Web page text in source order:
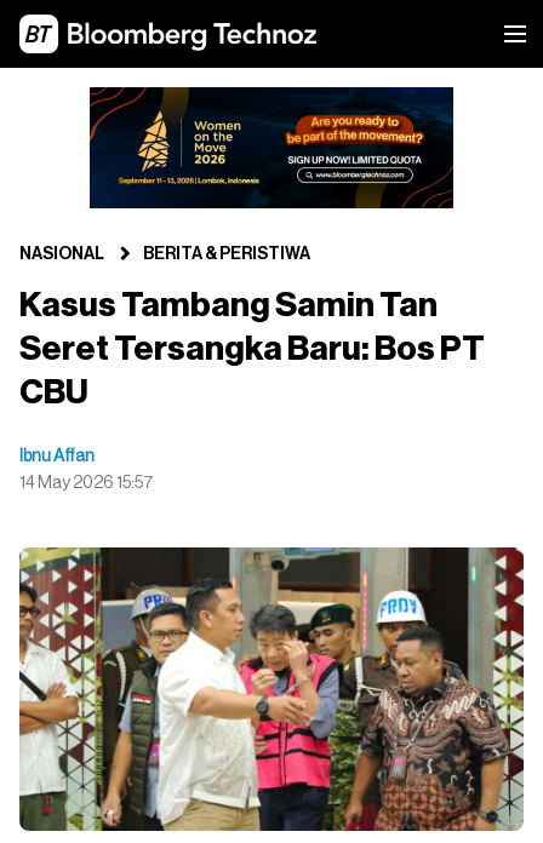
NASIONAL BERITA & PERISTIWA
Kasus Tambang Samin Tan
Seret Tersangka Baru: Bos PT
CBU
Ibnu Affan
14 May 2026 15:57